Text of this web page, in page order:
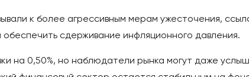
к более агрессивным мерам ужесточения,
сдерживание инфляционного давления.
на 0,50%, но наблюдатели рынка могут даже